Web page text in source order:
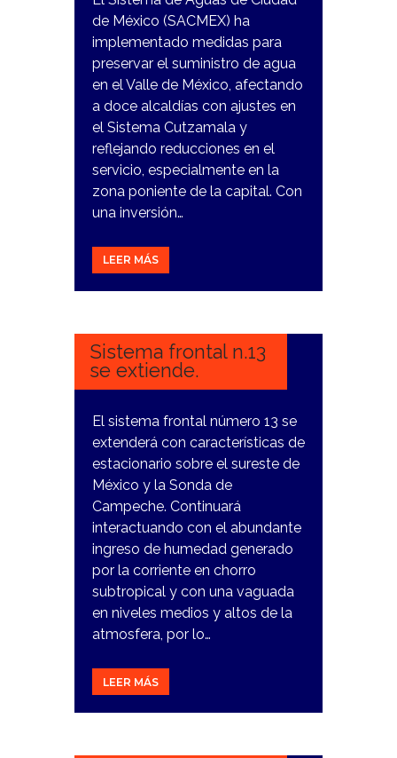
de México (SACMEX) ha
implementado medidas para
preservar el suministro de agua
en el Valle de México, afectando
a doce alcaldías con ajustes en
el Sistema Cutzamala y
reflejando reducciones en el
servicio, especialmente en la
zona poniente de la capital. Con
una inversión…
LEER MÁS
5
Sistema frontal n.13
se extiende.
El sistema frontal número 13 se
extenderá con características de
estacionario sobre el sureste de
México y la Sonda de
Campeche. Continuará
interactuando con el abundante
ingreso de humedad generado
por la corriente en chorro
subtropical y con una vaguada
en niveles medios y altos de la
atmosfera, por lo…
LEER MÁS
4